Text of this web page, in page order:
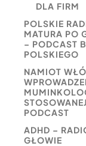
DLA FIRM
POLSKIE
MATURA PO
– PODCAST
POLSKIEGO
NAMIOT
PODCAST
ADHD –
GŁOWIE